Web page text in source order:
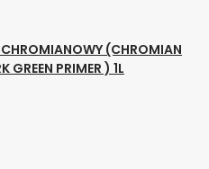
(CHROMIAN
GREEN PRIMER ) 1L